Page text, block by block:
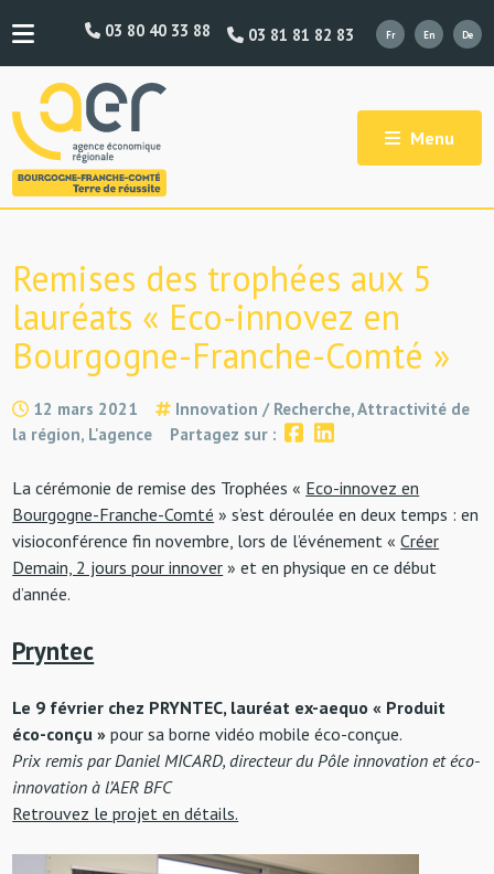
03 81 81 82 83
03 80 40 33 88
Menu
Remises des trophées aux 5
lauréats « Eco-innovez en
Bourgogne-Franche-Comté »
12 mars 2021
Innovation / Recherche, Attractivité de
la région, L'agence
Partagez sur :
La cérémonie de remise des Trophées « Eco-innovez en
Bourgogne-Franche-Comté » s’est déroulée en deux temps : en
visioconférence fin novembre, lors de l’événement «Créer
Demain, 2 jours pour innover » et en physique en ce début
d’année.
Pryntec
Le 9 février chez PRYNTEC, lauréat ex-aequo « Produit
éco-conçu »pour sa borne vidéo mobile éco-conçue.
Prix remis par Daniel MICARD, directeur du Pôle innovation et éco-
innovation à l’AER BFC
Retrouvez le projet en détails.